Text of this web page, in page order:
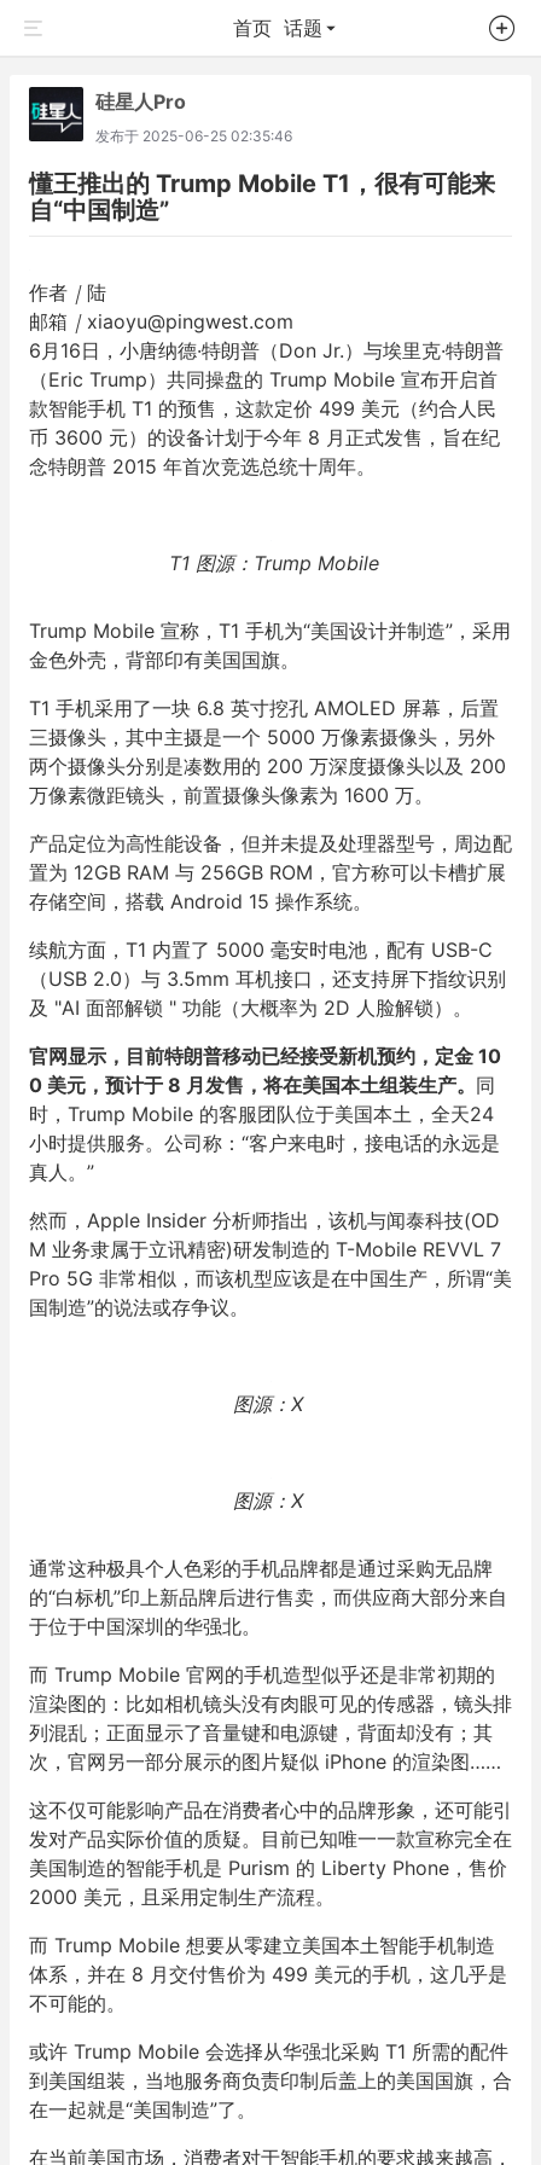
首页 话题
硅星人Pro
发布于 2025-06-25 02:35:46
懂王推出的 Trump Mobile T1，很有可能来
自“中国制造”
作者 ｜ 陆
邮箱 ｜ xiaoyu@pingwest.com
6月16日，小唐纳德·特朗普（Don Jr.）与埃里克·特朗普
（Eric Trump）共同操盘的 Trump Mobile 宣布开启首
款智能手机 T1 的预售，这款定价 499 美元（约合人民
币 3600 元）的设备计划于今年 8 月正式发售，旨在纪
念特朗普 2015 年首次竞选总统十周年。
T1 图源：Trump Mobile
Trump Mobile 宣称，T1 手机为“美国设计并制造”，采用
金色外壳，背部印有美国国旗。
T1 手机采用了一块 6.8 英寸挖孔 AMOLED 屏幕，后置
三摄像头，其中主摄是一个 5000 万像素摄像头，另外
两个摄像头分别是凑数用的 200 万深度摄像头以及 200
万像素微距镜头，前置摄像头像素为 1600 万。
产品定位为高性能设备，但并未提及处理器型号，周边配
置为 12GB RAM 与 256GB ROM，官方称可以卡槽扩展
存储空间，搭载 Android 15 操作系统。
续航方面，T1 内置了 5000 毫安时电池，配有 USB-C
（USB 2.0）与 3.5mm 耳机接口，还支持屏下指纹识别
及 "AI 面部解锁 " 功能（大概率为 2D 人脸解锁）。
官网显示，目前特朗普移动已经接受新机预约，定金 10
0 美元，预计于 8 月发售，将在美国本土组装生产。 同
时，Trump Mobile 的客服团队位于美国本土，全天24
小时提供服务。公司称：“客户来电时，接电话的永远是
真人。”
然而，Apple Insider 分析师指出，该机与闻泰科技(OD
M 业务隶属于立讯精密)研发制造的 T-Mobile REVVL 7
Pro 5G 非常相似，而该机型应该是在中国生产，所谓“美
国制造”的说法或存争议。
图源：X
图源：X
通常这种极具个人色彩的手机品牌都是通过采购无品牌
的“白标机”印上新品牌后进行售卖，而供应商大部分来自
于位于中国深圳的华强北。
而 Trump Mobile 官网的手机造型似乎还是非常初期的
渲染图的：比如相机镜头没有肉眼可见的传感器，镜头排
列混乱；正面显示了音量键和电源键，背面却没有；其
次，官网另一部分展示的图片疑似 iPhone 的渲染图……
这不仅可能影响产品在消费者心中的品牌形象，还可能引
发对产品实际价值的质疑。目前已知唯一一款宣称完全在
美国制造的智能手机是 Purism 的 Liberty Phone，售价
2000 美元，且采用定制生产流程。
而 Trump Mobile 想要从零建立美国本土智能手机制造
体系，并在 8 月交付售价为 499 美元的手机，这几乎是
不可能的。
或许 Trump Mobile 会选择从华强北采购 T1 所需的配件
到美国组装，当地服务商负责印制后盖上的美国国旗，合
在一起就是“美国制造”了。
在当前美国市场，消费者对于智能手机的要求越来越高，